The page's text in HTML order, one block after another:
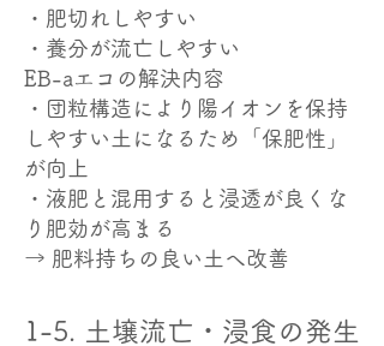
・肥切れしやすい
・養分が流亡しやすい
EB-aエコの解決内容
・団粒構造により陽イオンを保持
しやすい土になるため「保肥性」
が向上
・液肥と混用すると浸透が良くな
り肥効が高まる
→ 肥料持ちの良い土へ改善
1-5. 土壌流亡・浸食の発生